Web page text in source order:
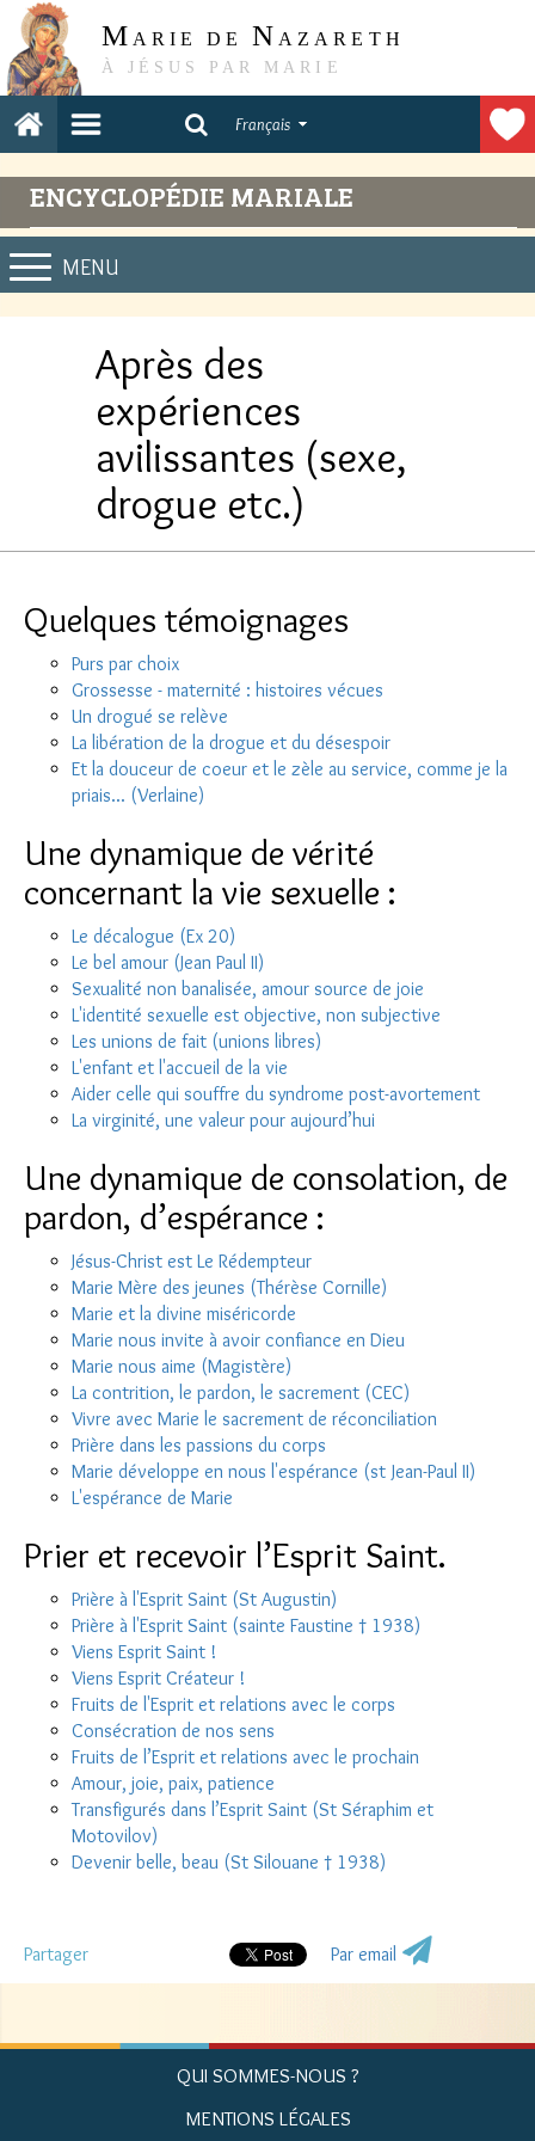
M ARIE DE N AZARETH
À JÉSUS PAR MARIE
Français
ENCYCLOPÉDIE MARIALE
MENU
Après des
expériences
avilissantes (sexe,
drogue etc.)
Quelques témoignages
Purs par choix
Grossesse - maternité : histoires vécues
Un drogué se relève
La libération de la drogue et du désespoir
Et la douceur de coeur et le zèle au service, comme je la
priais... (Verlaine)
Une dynamique de vérité
concernant la vie sexuelle :
Le décalogue (Ex 20)
Le bel amour (Jean Paul II)
Sexualité non banalisée, amour source de joie
L'identité sexuelle est objective, non subjective
Les unions de fait (unions libres)
L'enfant et l'accueil de la vie
Aider celle qui souffre du syndrome post-avortement
La virginité, une valeur pour aujourd’hui
Une dynamique de consolation, de
pardon, d’espérance :
Jésus-Christ est Le Rédempteur
Marie Mère des jeunes (Thérèse Cornille)
Marie et la divine miséricorde
Marie nous invite à avoir confiance en Dieu
Marie nous aime (Magistère)
La contrition, le pardon, le sacrement (CEC)
Vivre avec Marie le sacrement de réconciliation
Prière dans les passions du corps
Marie développe en nous l'espérance (st Jean-Paul II)
L'espérance de Marie
Prier et recevoir l’Esprit Saint.
Prière à l'Esprit Saint (St Augustin)
Prière à l'Esprit Saint (sainte Faustine † 1938)
Viens Esprit Saint !
Viens Esprit Créateur !
Fruits de l'Esprit et relations avec le corps
Consécration de nos sens
Fruits de l’Esprit et relations avec le prochain
Amour, joie, paix, patience
Transfigurés dans l’Esprit Saint (St Séraphim et
Motovilov)
Devenir belle, beau (St Silouane † 1938)
Partager Par email
QUI SOMMES-NOUS ?
MENTIONS LÉGALES